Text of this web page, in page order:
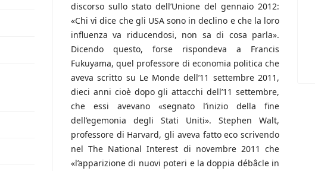
discorso sullo stato dell’Unione del gennaio 2012:
«Chi vi dice che gli USA sono in declino e che la loro
influenza va riducendosi, non sa di cosa parla».
Dicendo questo, forse rispondeva a Francis
Fukuyama, quel professore di economia politica che
aveva scritto su Le Monde dell’11 settembre 2011,
dieci anni cioè dopo gli attacchi dell’11 settembre,
che essi avevano «segnato l’inizio della fine
dell’egemonia degli Stati Uniti». Stephen Walt,
professore di Harvard, gli aveva fatto eco scrivendo
nel The National Interest di novembre 2011 che
«l’apparizione di nuovi poteri e la doppia débâcle in